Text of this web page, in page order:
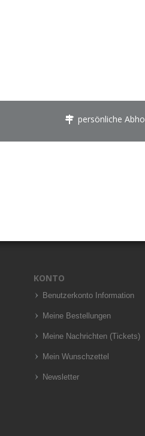
persönliche
KONTO
Benutzerkonto Information
Meine Bestellungen
Meine Nachrichten (Tickets)
Mein Wunschzettel
Newsletter